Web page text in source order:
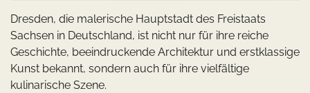
Dresden, die malerische Hauptstadt des Freistaats
Sachsen in Deutschland, ist nicht nur für ihre reiche
Geschichte, beeindruckende Architektur und erstklassige
Kunst bekannt, sondern auch für ihre vielfältige
kulinarische Szene.